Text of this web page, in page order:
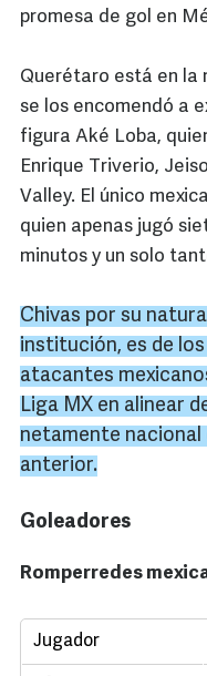
promesa de gol en
Querétaro está en la
se los encomendó a
figura Aké Loba,
Enrique Triverio,
Valley. El único
quien apenas jugó
minutos y un solo
Chivas por su
institución, es de
atacantes
Liga MX en alinear
netamente nacional
anterior.
Goleadores
Romperredes
Jugador